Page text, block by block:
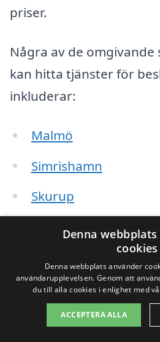
priser.
Några av de
kan hitta tjänster för
inkluderar:
Malmö
Simrishamn
Skurup
Sjöbo
Hässleholm
Veberöd
Denna
cookies
Denna webbplats använder
användarupplevelsen. Genom att
du till alla cookies i enlighet med
ACCEPTERA ALLA